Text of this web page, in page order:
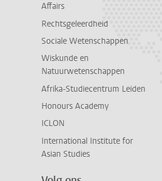
Affairs
Rechtsgeleerdheid
Sociale Wetenschappen
Wiskunde en
Natuurwetenschappen
Afrika-Studiecentrum Leiden
Honours Academy
ICLON
International Institute for
Asian Studies